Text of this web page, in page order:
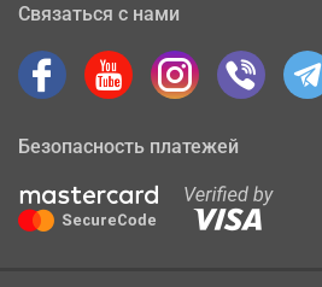
Связаться с нами
Безопасность платежей